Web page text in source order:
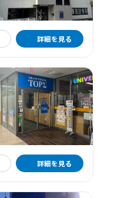
詳細を見る
詳細を見る